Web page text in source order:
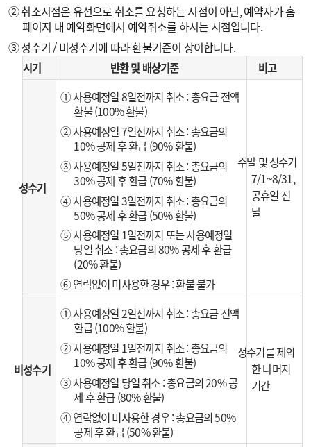
② 취소시점은 유선으로 취소를 요청하는 시점이 아닌, 예약자가 홈
페이지 내 예약화면에서 예약취소를 하시는 시점입니다.
③ 성수기 / 비성수기에 따라 환불기준이 상이합니다.
시기 반환 및 배상기준 비고
성수기
① 사용예정일 8일전까지 취소 : 총요금 전액
환불 (100% 환불)
② 사용예정일 7일전까지 취소 : 총요금의
10% 공제 후 환급 (90% 환불)
③ 사용예정일 5일전까지 취소 : 총요금의
30% 공제 후 환급 (70% 환불)
④ 사용예정일 3일전까지 취소 : 총요금의
50% 공제 후 환급 (50% 환불)
⑤ 사용예정일 1일전까지 또는 사용예정일
당일 취소 : 총요금의 80% 공제 후 환급
(20% 환불)
⑥ 연락없이 미사용한 경우 : 환불 불가
주말 및 성수기
7/1~8/31,
공휴일 전
날
비성수기
① 사용예정일 2일전까지 취소 : 총요금 전액
환급 (100% 환불)
② 사용예정일 1일전까지 취소 : 총요금의
10% 공제 후 환급 (90% 환불)
③ 사용예정일 당일 취소 : 총요금의 20% 공
제 후 환급 (80% 환불)
④ 연락없이 미사용한 경우 : 총요금의 50%
공제 후 환급 (50% 환불)
성수기를 제외
한 나머지
기간